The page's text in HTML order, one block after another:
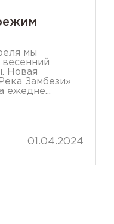
мы
Новая
Замбези»
ежедне...
01.04.2024